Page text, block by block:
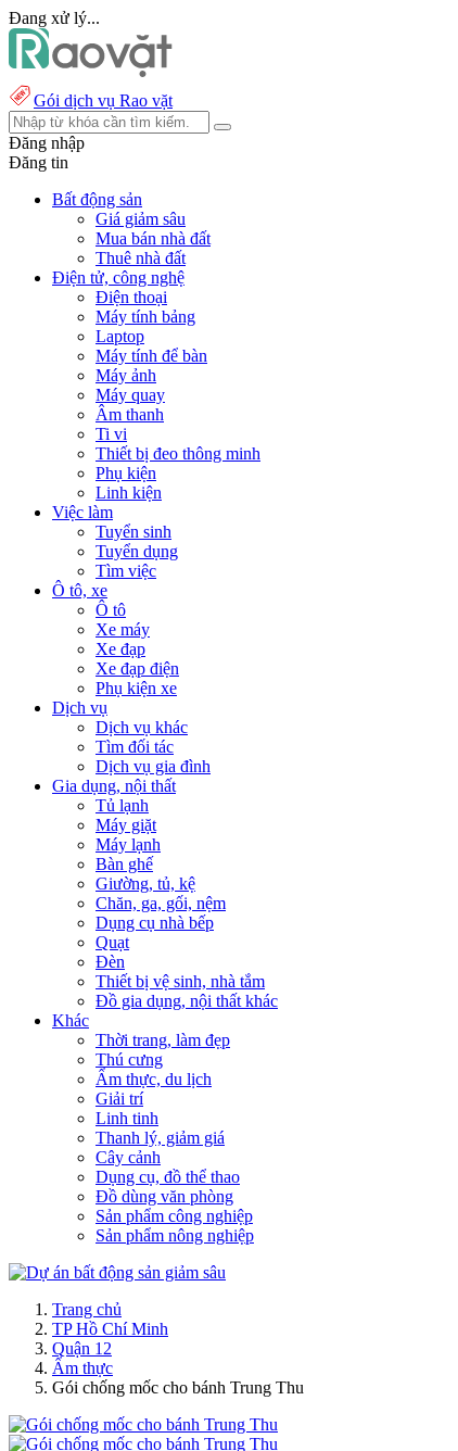
Đang xử lý...
Gói dịch vụ Rao vặt
Đăng nhập
Đăng tin
Bất động sản
Giá giảm sâu
Mua bán nhà đất
Thuê nhà đất
Điện tử, công nghệ
Điện thoại
Máy tính bảng
Laptop
Máy tính để bàn
Máy ảnh
Máy quay
Âm thanh
Ti vi
Thiết bị đeo thông minh
Phụ kiện
Linh kiện
Việc làm
Tuyển sinh
Tuyển dụng
Tìm việc
Ô tô, xe
Ô tô
Xe máy
Xe đạp
Xe đạp điện
Phụ kiện xe
Dịch vụ
Dịch vụ khác
Tìm đối tác
Dịch vụ gia đình
Gia dụng, nội thất
Tủ lạnh
Máy giặt
Máy lạnh
Bàn ghế
Giường, tủ, kệ
Chăn, ga, gối, nệm
Dụng cụ nhà bếp
Quạt
Đèn
Thiết bị vệ sinh, nhà tắm
Đồ gia dụng, nội thất khác
Khác
Thời trang, làm đẹp
Thú cưng
Ẩm thực, du lịch
Giải trí
Linh tinh
Thanh lý, giảm giá
Cây cảnh
Dụng cụ, đồ thể thao
Đồ dùng văn phòng
Sản phẩm công nghiệp
Sản phẩm nông nghiệp
Trang chủ
TP Hồ Chí Minh
Quận 12
Ẩm thực
Gói chống mốc cho bánh Trung Thu